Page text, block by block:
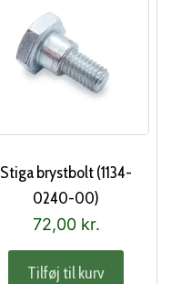
Stiga brystbolt (1134-
0240-00)
72,00 kr.
Tilføj til kurv